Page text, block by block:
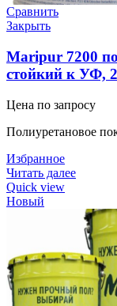
Сравнить
Закрыть
Maripur 7200
стойкий к УФ,
Цена по запросу
Полиуретановое
Избранное
Читать далее
Quick view
Новый